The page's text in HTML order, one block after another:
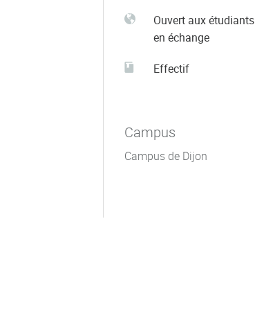
Ouvert aux étudiants
en échange
Effectif
Campus
Campus de Dijon